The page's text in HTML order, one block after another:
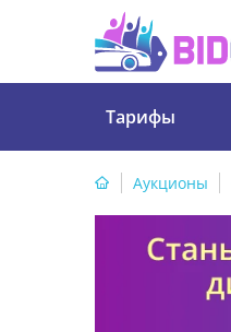
Тарифы
Аукционы